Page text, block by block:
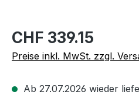
CHF 339.15
Preise inkl. MwSt. zzgl.
Ab 27.07.2026 wieder